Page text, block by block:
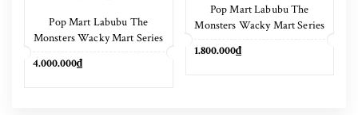
Pop Mart Labubu The
Monsters Wacky Mart Series
4.000.000₫
Pop Mart Labubu The
Monsters Wacky Mart Series
1.800.000₫